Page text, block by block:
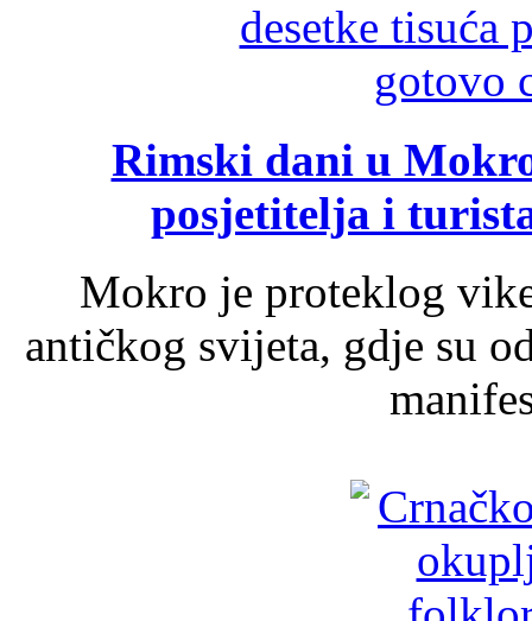
Rimski dani u
posjetitelja i
Mokro je proteklog
antičkog svijeta, gdje su